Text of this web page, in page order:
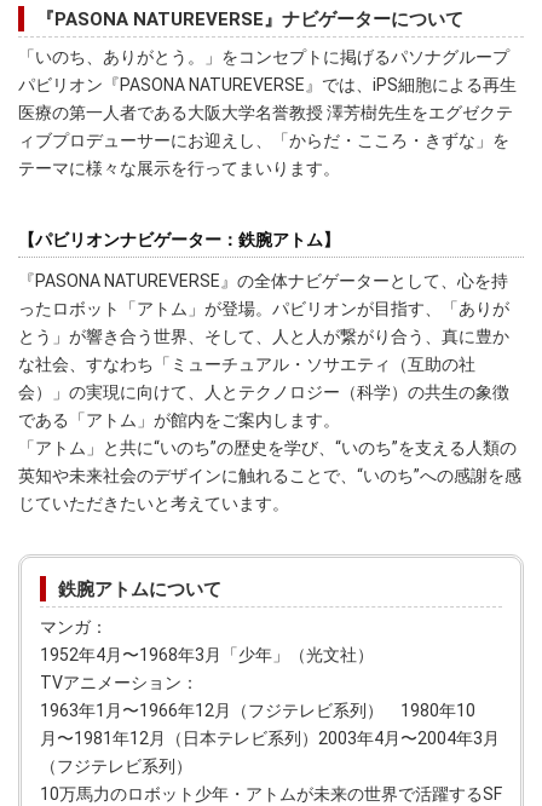
『PASONA NATUREVERSE』ナビゲーターについて
「いのち、ありがとう。」をコンセプトに掲げるパソナグループ
パビリオン『PASONA NATUREVERSE』では、iPS細胞による再生
医療の第一人者である大阪大学名誉教授 澤芳樹先生をエグゼクテ
ィブプロデューサーにお迎えし、「からだ・こころ・きずな」を
テーマに様々な展示を行ってまいります。
【パビリオンナビゲーター：鉄腕アトム】
『PASONA NATUREVERSE』の全体ナビゲーターとして、心を持
ったロボット「アトム」が登場。パビリオンが目指す、「ありが
とう」が響き合う世界、そして、人と人が繋がり合う、真に豊か
な社会、すなわち「ミューチュアル・ソサエティ（互助の社
会）」の実現に向けて、人とテクノロジー（科学）の共生の象徴
である「アトム」が館内をご案内します。
「アトム」と共に“いのち”の歴史を学び、“いのち”を支える人類の
英知や未来社会のデザインに触れることで、“いのち”への感謝を感
じていただきたいと考えています。
鉄腕アトムについて
マンガ：
1952年4月〜1968年3月「少年」（光文社）
TVアニメーション：
1963年1月〜1966年12月（フジテレビ系列） 1980年10
月〜1981年12月（日本テレビ系列）2003年4月〜2004年3月
（フジテレビ系列）
10万馬力のロボット少年・アトムが未来の世界で活躍するSF